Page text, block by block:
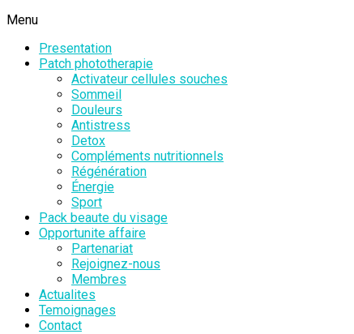
Menu
Presentation
Patch phototherapie
Activateur cellules souches
Sommeil
Douleurs
Antistress
Detox
Compléments nutritionnels
Régénération
Énergie
Sport
Pack beaute du visage
Opportunite affaire
Partenariat
Rejoignez-nous
Membres
Actualites
Temoignages
Contact